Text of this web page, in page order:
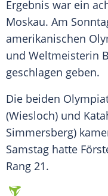
Ergebnis war ein
Moskau. Am
amerikanischen
und Weltmeisterin
geschlagen geben.
Die beiden
(Wiesloch) und
Simmersberg)
Samstag hatte
Rang 21.